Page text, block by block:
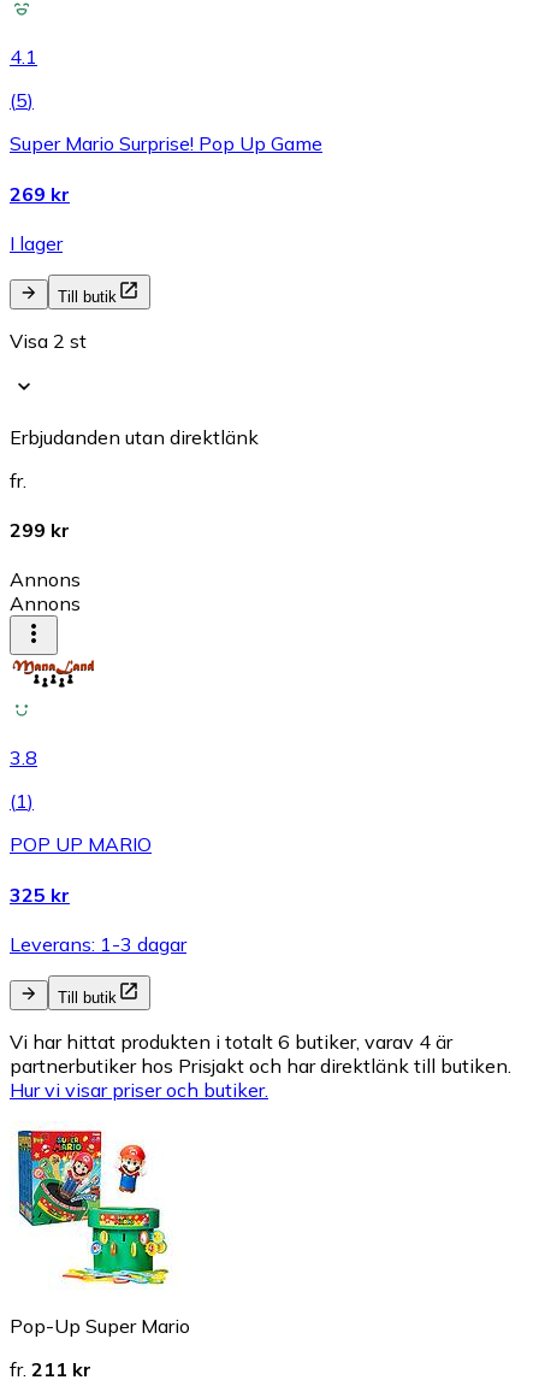
4.1
(5)
Super Mario Surprise! Pop Up Game
269 kr
I lager
Till butik
Visa 2 st
Erbjudanden utan direktlänk
fr.
299 kr
Annons
Annons
3.8
(1)
POP UP MARIO
325 kr
Leverans: 1-3 dagar
Till butik
Vi har hittat produkten i totalt 6 butiker, varav 4 är
partnerbutiker hos Prisjakt och har direktlänk till butiken.
Hur vi visar priser och butiker.
Pop-Up Super Mario
fr. 211 kr